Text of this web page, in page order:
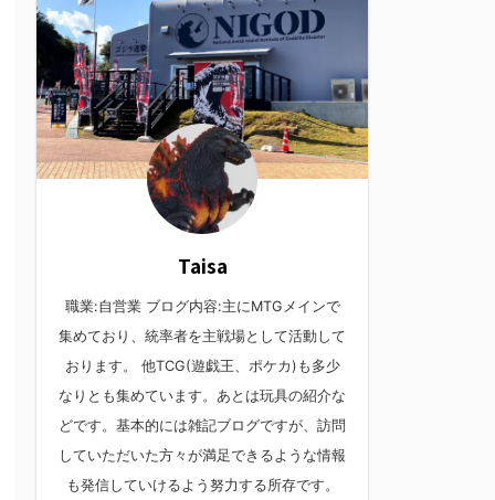
Taisa
職業:自営業 ブログ内容:主にMTGメインで
集めており、統率者を主戦場として活動して
おります。 他TCG(遊戯王、ポケカ)も多少
なりとも集めています。あとは玩具の紹介な
どです。基本的には雑記ブログですが、訪問
していただいた方々が満足できるような情報
も発信していけるよう努力する所存です。